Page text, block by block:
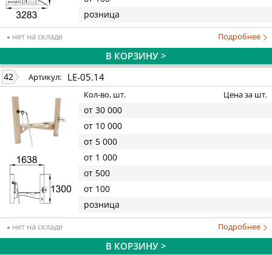
розница
нет на складе Подробнее
В КОРЗИНУ >
42 Артикул: LE-05.14
Кол-во, шт. Цена за шт.
от 30 000
от 10 000
от 5 000
от 1 000
от 500
от 100
розница
нет на складе Подробнее
В КОРЗИНУ >